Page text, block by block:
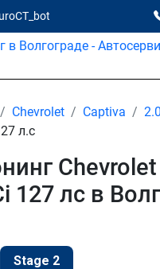
Chevrolet Captiva
л.с
127 лс в
Stage 2